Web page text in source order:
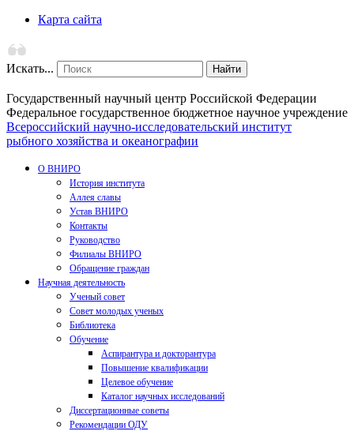
Карта сайта
Искать... Найти
Государственный научный центр Российской Федерации
Федеральное государственное бюджетное научное учреждение
Всероссийский научно-исследовательский институт
рыбного хозяйства и океанографии
О ВНИРО
История института
Аллея славы
Устав ВНИРО
Контакты
Руководство
Филиалы ВНИРО
Обращение граждан
Научная деятельность
Ученый совет
Совет молодых ученых
Библиотека
Обучение
Аспирантура и докторантура
Повышение квалификации
Целевое обучение
Каталог научных исследований
Диссертационные советы
Рекомендации ОДУ